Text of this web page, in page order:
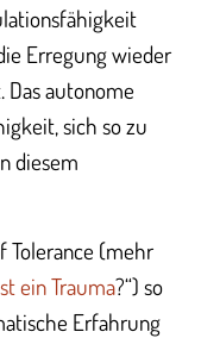
Erregung wieder
Das autonome
sich so zu
diesem
Tolerance (mehr
ein Trauma?“) so
Erfahrung